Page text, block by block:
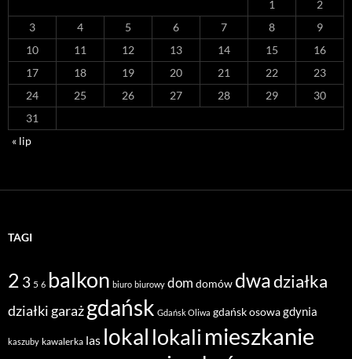
1
2
3
4 5 6 7 8
9
10
11 12 13 14 15
16
17
18 19 20 21 22
23
24
25 26 27 28 29
30
31
« lip
TAGI
2 3 5 6 balkon biuro biurowy dom domów dwadziałka
działki garażgdańsk Gdańsk Oliwa gdańsk osowagdynia
kaszuby kawalerka las lokal lokalimieszkanie